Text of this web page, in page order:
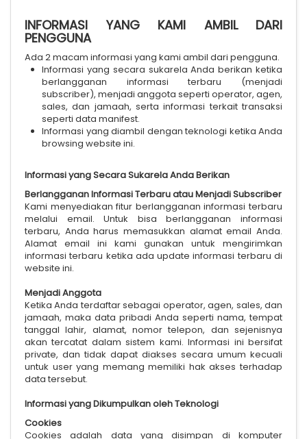
INFORMASI YANG KAMI AMBIL DARI
PENGGUNA
Ada 2 macam informasi yang kami ambil dari pengguna.
Informasi yang secara sukarela Anda berikan ketika
berlangganan informasi terbaru (menjadi
subscriber), menjadi anggota seperti operator, agen,
sales, dan jamaah, serta informasi terkait transaksi
seperti data manifest.
Informasi yang diambil dengan teknologi ketika Anda
browsing website ini.
Informasi yang Secara Sukarela Anda Berikan
Berlangganan Informasi Terbaru atau Menjadi Subscriber
Kami menyediakan fitur berlangganan informasi terbaru
melalui email. Untuk bisa berlangganan informasi
terbaru, Anda harus memasukkan alamat email Anda.
Alamat email ini kami gunakan untuk mengirimkan
informasi terbaru ketika ada update informasi terbaru di
website ini.
Menjadi Anggota
Ketika Anda terdaftar sebagai operator, agen, sales, dan
jamaah, maka data pribadi Anda seperti nama, tempat
tanggal lahir, alamat, nomor telepon, dan sejenisnya
akan tercatat dalam sistem kami. Informasi ini bersifat
private, dan tidak dapat diakses secara umum kecuali
untuk user yang memang memiliki hak akses terhadap
data tersebut.
Informasi yang Dikumpulkan oleh Teknologi
Cookies
Cookies adalah data yang disimpan di komputer